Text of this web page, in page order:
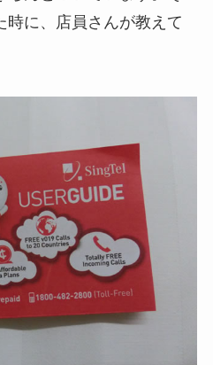
時に、店員さんが教えて